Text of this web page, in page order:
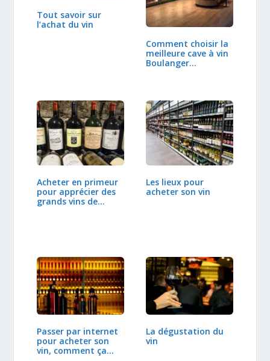
Tout savoir sur
l’achat du vin
Comment choisir la
meilleure cave à vin
Boulanger…
Acheter en primeur
pour apprécier des
grands vins de…
Les lieux pour
acheter son vin
Passer par internet
pour acheter son
vin, comment ça…
La dégustation du
vin